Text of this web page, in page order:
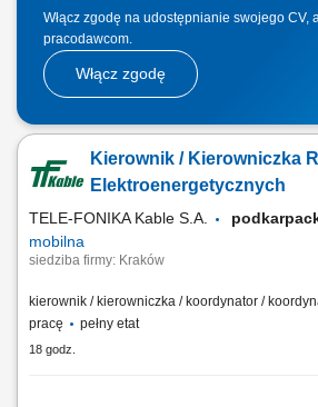
Włącz zgodę na udostępnianie swojego CV,
pracodawcom.
Włącz zgodę
Kierownik / Kierowniczka
Elektroenergetycznych
TELE-FONIKA Kable S.A.
mobilna
siedziba firmy: Kraków
kierownik / kierowniczka / koordynator /
pracę
pełny etat
18 godz.